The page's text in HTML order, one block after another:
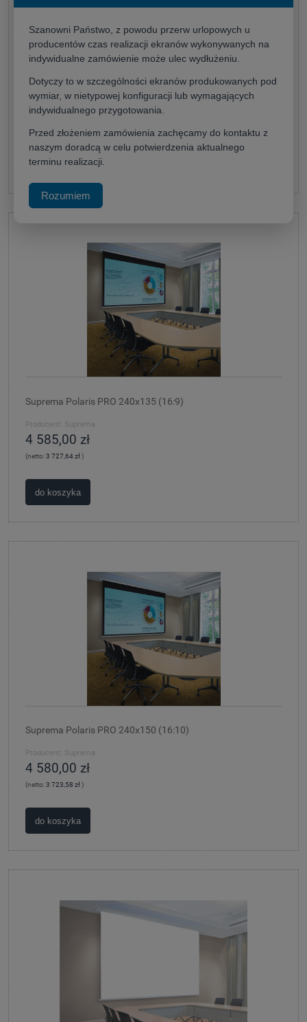
Producent: Suprema
4 400,00 zł
do koszyka
Suprema Polaris PRO 240x135 (16:9)
Producent: Suprema
4 585,00 zł
(netto:3 727,64 zł)
do koszyka
Suprema Polaris PRO 240x150 (16:10)
Producent: Suprema
4 580,00 zł
(netto:3 723,58 zł)
do koszyka
Szanowni Państwo, z powodu przerw urlopowych u
producentów czas realizacji ekranów wykonywanych na
indywidualne zamówienie może ulec wydłużeniu.
Dotyczy to w szczególności ekranów produkowanych pod
wymiar, w nietypowej konfiguracji lub wymagających
indywidualnego przygotowania.
Przed złożeniem zamówienia zachęcamy do kontaktu z
naszym doradcą w celu potwierdzenia aktualnego
terminu realizacji.
Rozumiem